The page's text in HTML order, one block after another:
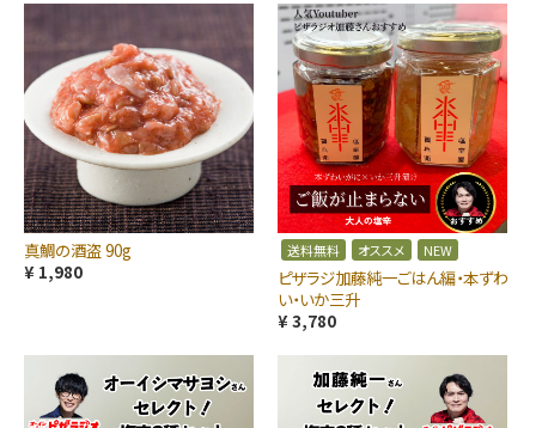
真鯛の酒盗 90g
¥ 1,980
送料無料 オススメ NEW
ピザラジ加藤純一ごはん編・本ずわ
い・いか三升
¥ 3,780